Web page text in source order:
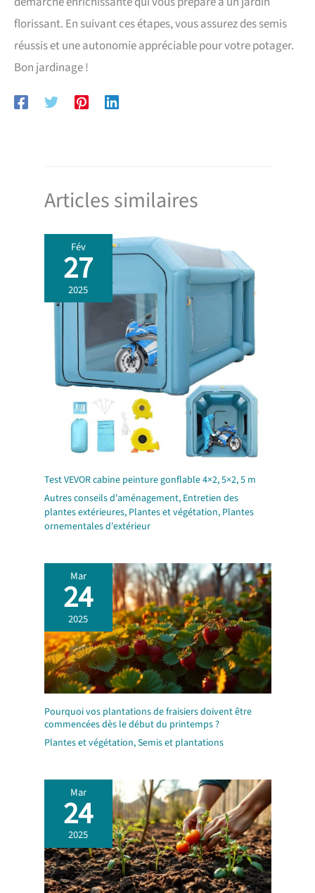
florissant. En suivant ces étapes, vous assurez des semis
réussis et une autonomie appréciable pour votre potager.
Bon jardinage !
Articles similaires
Fév
27
2025
Test VEVOR cabine peinture gonflable 4×2, 5×2, 5 m
Autres conseils d'aménagement, Entretien des
plantes extérieures, Plantes et végétation, Plantes
ornementales d'extérieur
Mar
24
2025
Pourquoi vos plantations de fraisiers doivent être
commencées dès le début du printemps ?
Plantes et végétation,Semis et plantations
Mar
24
2025